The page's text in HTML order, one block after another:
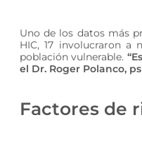
Uno de los datos más
HIC, 17 involucraron a
población vulnerable.
el Dr. Roger Polanco,
Factores de